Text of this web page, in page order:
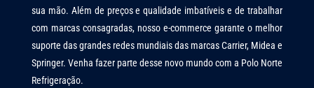
sua mão. Além de preços e qualidade imbatíveis e de trabalhar
com marcas consagradas, nosso e-commerce garante o melhor
suporte das grandes redes mundiais das marcas Carrier, Midea e
Springer. Venha fazer parte desse novo mundo com a Polo Norte
Refrigeração.